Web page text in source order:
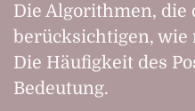
Die Algorithmen, die
berücksichtigen,
Die Häufigkeit des
Bedeutung.